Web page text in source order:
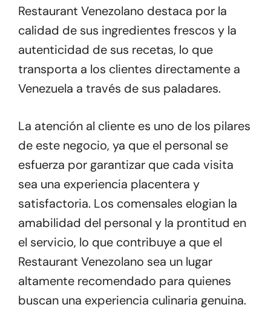
Restaurant Venezolano destaca por la
calidad de sus ingredientes frescos y la
autenticidad de sus recetas, lo que
transporta a los clientes directamente a
Venezuela a través de sus paladares.
La atención al cliente es uno de los pilares
de este negocio, ya que el personal se
esfuerza por garantizar que cada visita
sea una experiencia placentera y
satisfactoria. Los comensales elogian la
amabilidad del personal y la prontitud en
el servicio, lo que contribuye a que el
Restaurant Venezolano sea un lugar
altamente recomendado para quienes
buscan una experiencia culinaria genuina.